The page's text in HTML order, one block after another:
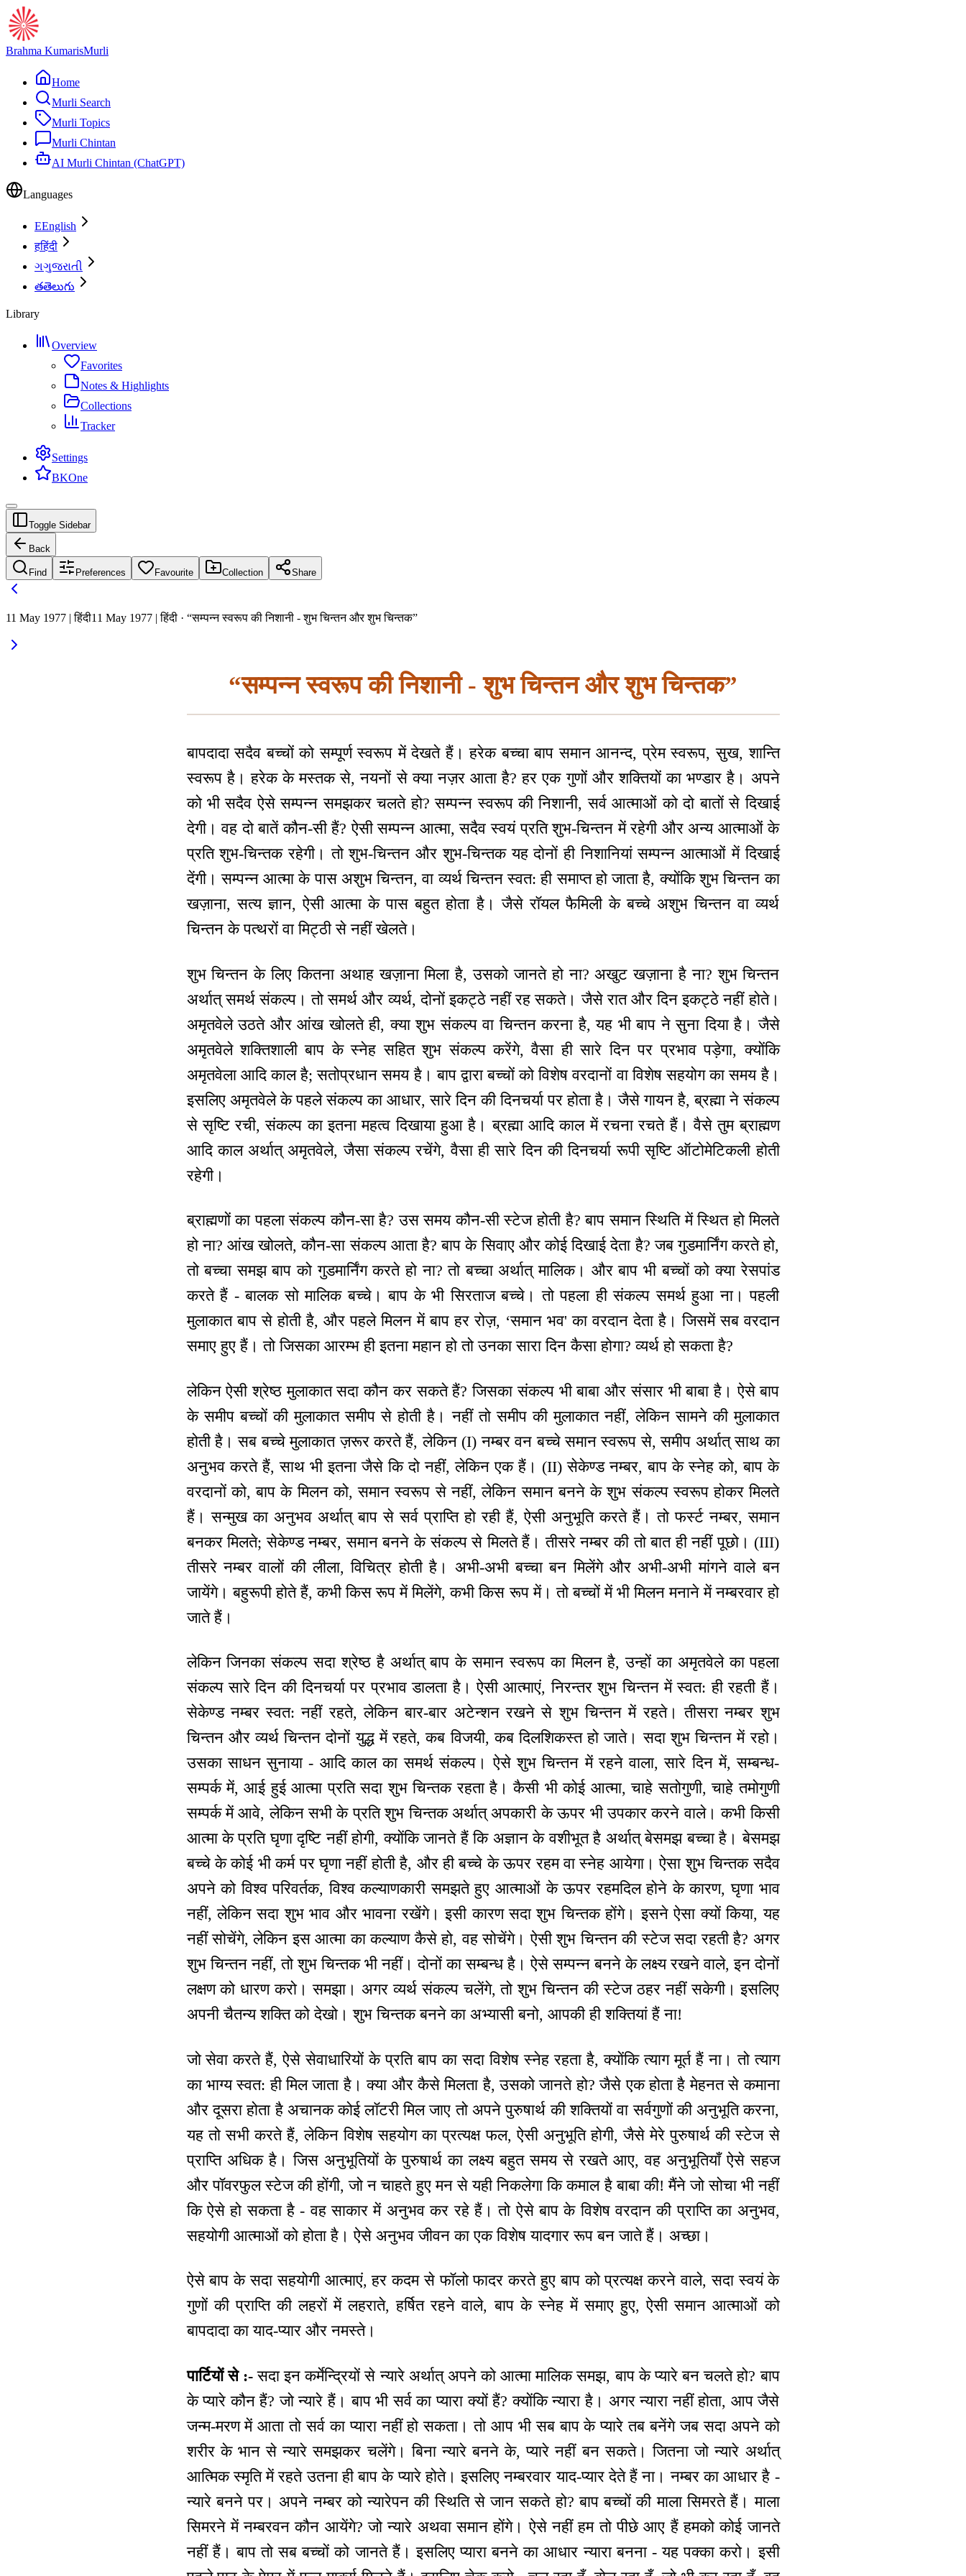
Brahma KumarisMurli
Home
Murli Search
Murli Topics
Murli Chintan
AI Murli Chintan (ChatGPT)
Languages
EEnglish
हहिंदी
ગગુજરાતી
తతెలుగు
Library
Overview
Favorites
Notes & Highlights
Collections
Tracker
Settings
BKOne
Toggle Sidebar
Back
Find Preferences Favourite Collection Share
11 May 1977 | हिंदी11 May 1977 | हिंदी · “सम्पन्न स्वरूप की निशानी - शुभ चिन्तन और शुभ चिन्तक”
“सम्पन्न स्वरूप की निशानी - शुभ चिन्तन और शुभ चिन्तक”
बापदादा सदैव बच्चों को सम्पूर्ण स्वरूप में देखते हैं। हरेक बच्चा बाप समान आनन्द, प्रेम स्वरूप, सुख, शान्ति
स्वरूप है। हरेक के मस्तक से, नयनों से क्या नज़र आता है? हर एक गुणों और शक्तियों का भण्डार है। अपने
को भी सदैव ऐसे सम्पन्न समझकर चलते हो? सम्पन्न स्वरूप की निशानी, सर्व आत्माओं को दो बातों से दिखाई
देगी। वह दो बातें कौन-सी हैं? ऐसी सम्पन्न आत्मा, सदैव स्वयं प्रति शुभ-चिन्तन में रहेगी और अन्य आत्माओं के
प्रति शुभ-चिन्तक रहेगी। तो शुभ-चिन्तन और शुभ-चिन्तक यह दोनों ही निशानियां सम्पन्न आत्माओं में दिखाई
देंगी। सम्पन्न आत्मा के पास अशुभ चिन्तन, वा व्यर्थ चिन्तन स्वत: ही समाप्त हो जाता है, क्योंकि शुभ चिन्तन का
खज़ाना, सत्य ज्ञान, ऐसी आत्मा के पास बहुत होता है। जैसे रॉयल फैमिली के बच्चे अशुभ चिन्तन वा व्यर्थ
चिन्तन के पत्थरों वा मिट्ठी से नहीं खेलते।
शुभ चिन्तन के लिए कितना अथाह खज़ाना मिला है, उसको जानते हो ना? अखुट खज़ाना है ना? शुभ चिन्तन
अर्थात् समर्थ संकल्प। तो समर्थ और व्यर्थ, दोनों इकट्ठे नहीं रह सकते। जैसे रात और दिन इकट्ठे नहीं होते।
अमृतवेले उठते और आंख खोलते ही, क्या शुभ संकल्प वा चिन्तन करना है, यह भी बाप ने सुना दिया है। जैसे
अमृतवेले शक्तिशाली बाप के स्नेह सहित शुभ संकल्प करेंगे, वैसा ही सारे दिन पर प्रभाव पड़ेगा, क्योंकि
अमृतवेला आदि काल है; सतोप्रधान समय है। बाप द्वारा बच्चों को विशेष वरदानों वा विशेष सहयोग का समय है।
इसलिए अमृतवेले के पहले संकल्प का आधार, सारे दिन की दिनचर्या पर होता है। जैसे गायन है, ब्रह्मा ने संकल्प
से सृष्टि रची, संकल्प का इतना महत्व दिखाया हुआ है। ब्रह्मा आदि काल में रचना रचते हैं। वैसे तुम ब्राह्मण
आदि काल अर्थात् अमृतवेले, जैसा संकल्प रचेंगे, वैसा ही सारे दिन की दिनचर्या रूपी सृष्टि ऑटोमेटिकली होती
रहेगी।
ब्राह्मणों का पहला संकल्प कौन-सा है? उस समय कौन-सी स्टेज होती है? बाप समान स्थिति में स्थित हो मिलते
हो ना? आंख खोलते, कौन-सा संकल्प आता है? बाप के सिवाए और कोई दिखाई देता है? जब गुडमार्निंग करते हो,
तो बच्चा समझ बाप को गुडमार्निंग करते हो ना? तो बच्चा अर्थात् मालिक। और बाप भी बच्चों को क्या रेसपांड
करते हैं - बालक सो मालिक बच्चे। बाप के भी सिरताज बच्चे। तो पहला ही संकल्प समर्थ हुआ ना। पहली
मुलाकात बाप से होती है, और पहले मिलन में बाप हर रोज़, ‘समान भव' का वरदान देता है। जिसमें सब वरदान
समाए हुए हैं। तो जिसका आरम्भ ही इतना महान हो तो उनका सारा दिन कैसा होगा? व्यर्थ हो सकता है?
लेकिन ऐसी श्रेष्ठ मुलाकात सदा कौन कर सकते हैं? जिसका संकल्प भी बाबा और संसार भी बाबा है। ऐसे बाप
के समीप बच्चों की मुलाकात समीप से होती है। नहीं तो समीप की मुलाकात नहीं, लेकिन सामने की मुलाकात
होती है। सब बच्चे मुलाकात ज़रूर करते हैं, लेकिन (I) नम्बर वन बच्चे समान स्वरूप से, समीप अर्थात् साथ का
अनुभव करते हैं, साथ भी इतना जैसे कि दो नहीं, लेकिन एक हैं। (II) सेकेण्ड नम्बर, बाप के स्नेह को, बाप के
वरदानों को, बाप के मिलन को, समान स्वरूप से नहीं, लेकिन समान बनने के शुभ संकल्प स्वरूप होकर मिलते
हैं। सन्मुख का अनुभव अर्थात् बाप से सर्व प्राप्ति हो रही हैं, ऐसी अनुभूति करते हैं। तो फर्स्ट नम्बर, समान
बनकर मिलते; सेकेण्ड नम्बर, समान बनने के संकल्प से मिलते हैं। तीसरे नम्बर की तो बात ही नहीं पूछो। (III)
तीसरे नम्बर वालों की लीला, विचित्र होती है। अभी-अभी बच्चा बन मिलेंगे और अभी-अभी मांगने वाले बन
जायेंगे। बहुरूपी होते हैं, कभी किस रूप में मिलेंगे, कभी किस रूप में। तो बच्चों में भी मिलन मनाने में नम्बरवार हो
जाते हैं।
लेकिन जिनका संकल्प सदा श्रेष्ठ है अर्थात् बाप के समान स्वरूप का मिलन है, उन्हों का अमृतवेले का पहला
संकल्प सारे दिन की दिनचर्या पर प्रभाव डालता है। ऐसी आत्माएं, निरन्तर शुभ चिन्तन में स्वत: ही रहती हैं।
सेकेण्ड नम्बर स्वत: नहीं रहते, लेकिन बार-बार अटेन्शन रखने से शुभ चिन्तन में रहते। तीसरा नम्बर शुभ
चिन्तन और व्यर्थ चिन्तन दोनों युद्ध में रहते, कब विजयी, कब दिलशिकस्त हो जाते। सदा शुभ चिन्तन में रहो।
उसका साधन सुनाया - आदि काल का समर्थ संकल्प। ऐसे शुभ चिन्तन में रहने वाला, सारे दिन में, सम्बन्ध-
सम्पर्क में, आई हुई आत्मा प्रति सदा शुभ चिन्तक रहता है। कैसी भी कोई आत्मा, चाहे सतोगुणी, चाहे तमोगुणी
सम्पर्क में आवे, लेकिन सभी के प्रति शुभ चिन्तक अर्थात् अपकारी के ऊपर भी उपकार करने वाले। कभी किसी
आत्मा के प्रति घृणा दृष्टि नहीं होगी, क्योंकि जानते हैं कि अज्ञान के वशीभूत है अर्थात् बेसमझ बच्चा है। बेसमझ
बच्चे के कोई भी कर्म पर घृणा नहीं होती है, और ही बच्चे के ऊपर रहम वा स्नेह आयेगा। ऐसा शुभ चिन्तक सदैव
अपने को विश्व परिवर्तक, विश्व कल्याणकारी समझते हुए आत्माओं के ऊपर रहमदिल होने के कारण, घृणा भाव
नहीं, लेकिन सदा शुभ भाव और भावना रखेंगे। इसी कारण सदा शुभ चिन्तक होंगे। इसने ऐसा क्यों किया, यह
नहीं सोचेंगे, लेकिन इस आत्मा का कल्याण कैसे हो, वह सोचेंगे। ऐसी शुभ चिन्तन की स्टेज सदा रहती है? अगर
शुभ चिन्तन नहीं, तो शुभ चिन्तक भी नहीं। दोनों का सम्बन्ध है। ऐसे सम्पन्न बनने के लक्ष्य रखने वाले, इन दोनों
लक्षण को धारण करो। समझा। अगर व्यर्थ संकल्प चलेंगे, तो शुभ चिन्तन की स्टेज ठहर नहीं सकेगी। इसलिए
अपनी चैतन्य शक्ति को देखो। शुभ चिन्तक बनने का अभ्यासी बनो, आपकी ही शक्तियां हैं ना!
जो सेवा करते हैं, ऐसे सेवाधारियों के प्रति बाप का सदा विशेष स्नेह रहता है, क्योंकि त्याग मूर्त हैं ना। तो त्याग
का भाग्य स्वत: ही मिल जाता है। क्या और कैसे मिलता है, उसको जानते हो? जैसे एक होता है मेहनत से कमाना
और दूसरा होता है अचानक कोई लॉटरी मिल जाए तो अपने पुरुषार्थ की शक्तियों वा सर्वगुणों की अनुभूति करना,
यह तो सभी करते हैं, लेकिन विशेष सहयोग का प्रत्यक्ष फल, ऐसी अनुभूति होगी, जैसे मेरे पुरुषार्थ की स्टेज से
प्राप्ति अधिक है। जिस अनुभूतियों के पुरुषार्थ का लक्ष्य बहुत समय से रखते आए, वह अनुभूतियाँ ऐसे सहज
और पॉवरफुल स्टेज की होंगी, जो न चाहते हुए मन से यही निकलेगा कि कमाल है बाबा की! मैंने जो सोचा भी नहीं
कि ऐसे हो सकता है - वह साकार में अनुभव कर रहे हैं। तो ऐसे बाप के विशेष वरदान की प्राप्ति का अनुभव,
सहयोगी आत्माओं को होता है। ऐसे अनुभव जीवन का एक विशेष यादगार रूप बन जाते हैं। अच्छा।
ऐसे बाप के सदा सहयोगी आत्माएं, हर कदम से फॉलो फादर करते हुए बाप को प्रत्यक्ष करने वाले, सदा स्वयं के
गुणों की प्राप्ति की लहरों में लहराते, हर्षित रहने वाले, बाप के स्नेह में समाए हुए, ऐसी समान आत्माओं को
बापदादा का याद-प्यार और नमस्ते।
पार्टियों से :-सदा इन कर्मेन्द्रियों से न्यारे अर्थात् अपने को आत्मा मालिक समझ, बाप के प्यारे बन चलते हो? बाप
के प्यारे कौन हैं? जो न्यारे हैं। बाप भी सर्व का प्यारा क्यों हैं? क्योंकि न्यारा है। अगर न्यारा नहीं होता, आप जैसे
जन्म-मरण में आता तो सर्व का प्यारा नहीं हो सकता। तो आप भी सब बाप के प्यारे तब बनेंगे जब सदा अपने को
शरीर के भान से न्यारे समझकर चलेंगे। बिना न्यारे बनने के, प्यारे नहीं बन सकते। जितना जो न्यारे अर्थात्
आत्मिक स्मृति में रहते उतना ही बाप के प्यारे होते। इसलिए नम्बरवार याद-प्यार देते हैं ना। नम्बर का आधार है -
न्यारे बनने पर। अपने नम्बर को न्यारेपन की स्थिति से जान सकते हो? बाप बच्चों की माला सिमरते हैं। माला
सिमरने में नम्बरवन कौन आयेंगे? जो न्यारे अथवा समान होंगे। ऐसे नहीं हम तो पीछे आए हैं हमको कोई जानते
नहीं हैं। बाप तो सब बच्चों को जानते हैं। इसलिए प्यारा बनने का आधार न्यारा बनना - यह पक्का करो। इसी